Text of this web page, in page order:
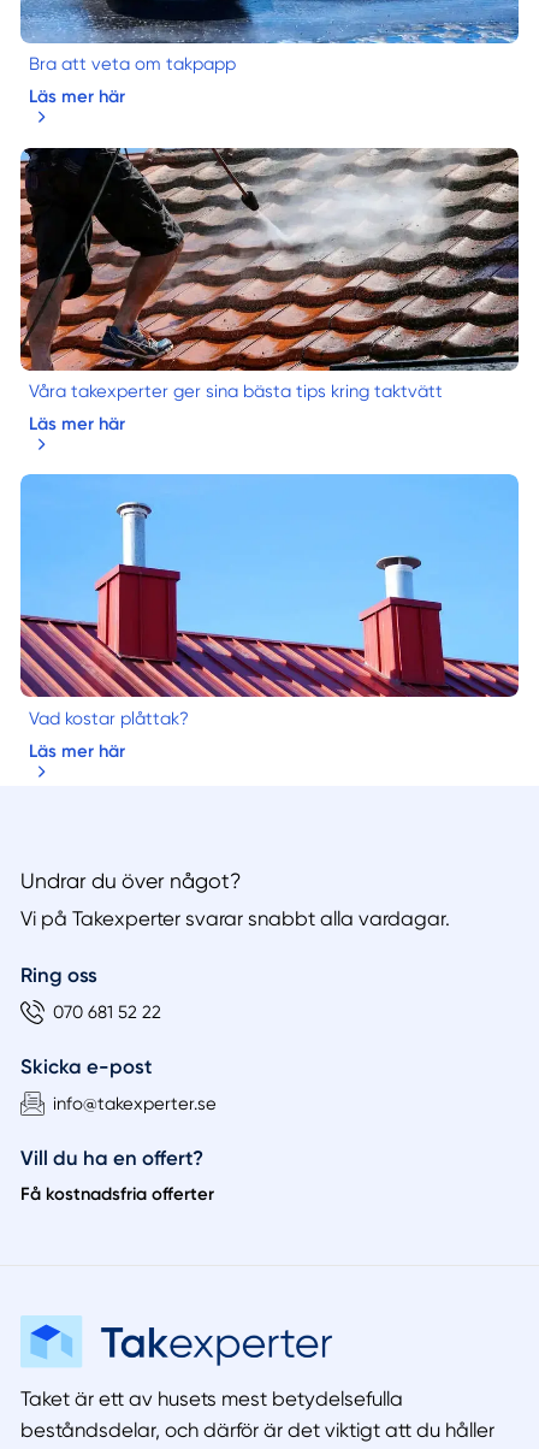
Bra att veta om takpapp
Läs mer här
Våra takexperter ger sina bästa tips kring taktvätt
Läs mer här
Vad kostar plåttak?
Läs mer här
Undrar du över något?
Vi på Takexperter svarar snabbt alla vardagar.
Ring oss
070 681 52 22
Skicka e-post
info@takexperter.se
Vill du ha en offert?
Få kostnadsfria offerter
Taket är ett av husets mest betydelsefulla
beståndsdelar, och därför är det viktigt att du håller